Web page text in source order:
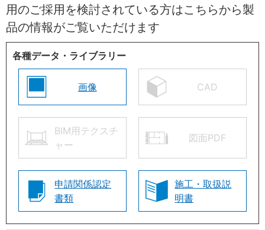
用のご採用を検討されている方はこちらから製
品の情報がご覧いただけます
各種データ・ライブラリー
画像 CAD
BIM用テクスチ
ャー
図面PDF
申請関係認定
書類
施工・取扱説
明書